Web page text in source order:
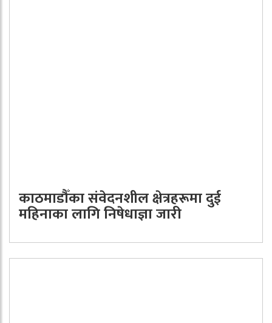
काठमाडौँका संवेदनशील क्षेत्रहरूमा दुई
महिनाका लागि निषेधाज्ञा जारी